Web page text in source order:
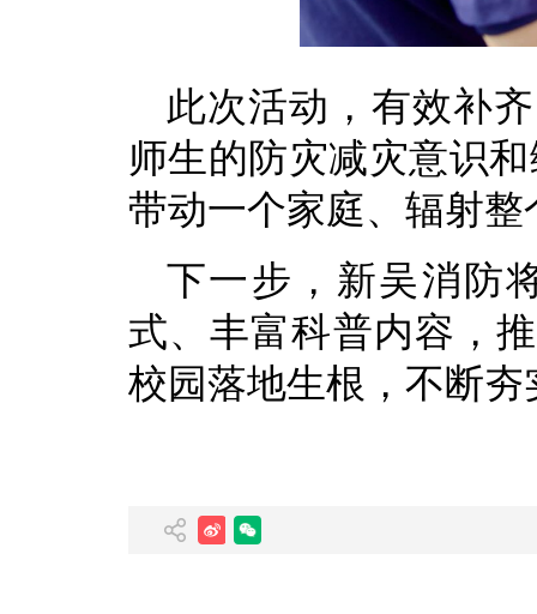
此次活动，有效补
师生的防灾减灾意识
带动一个家庭、辐射
下一步，新吴消防
式、丰富科普内容，
校园落地生根，不断